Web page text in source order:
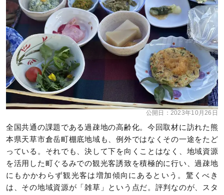
公開日： 2023年10月26日
全国共通の課題である過疎地の高齢化。今回取材に訪れた熊
本県天草市倉岳町棚底地域も、例外ではなくその一途をたど
っている。それでも、決して下を向くことはなく、地域資源
を活用した町ぐるみでの観光客誘致を積極的に行い、過疎地
にもかかわらず観光客は増加傾向にあるという。驚くべき
は、その地域資源が「雑草」という点だ。評判なのが、スタ